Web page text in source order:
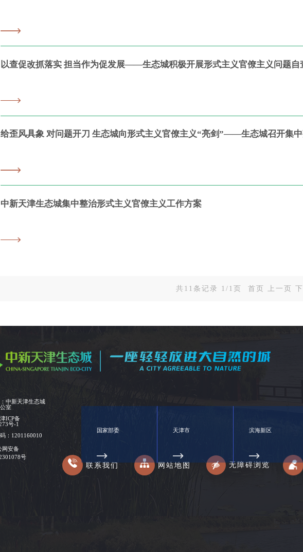
以查促改抓落实 担当作为促发展——生态城积极开展形式主义官僚主义问题自
给歪风具象 对问题开刀 生态城向形式主义官僚主义“亮剑”——生态城召开集
中新天津生态城集中整治形式主义官僚主义工作方案
共11条记录 1/1页 首页 上一页
中新天津生态城
室
津ICP备
号-1
：1201160010
网安备
号
联系我们 网站地图 无障碍浏览
国家部委 天津市 滨海新区